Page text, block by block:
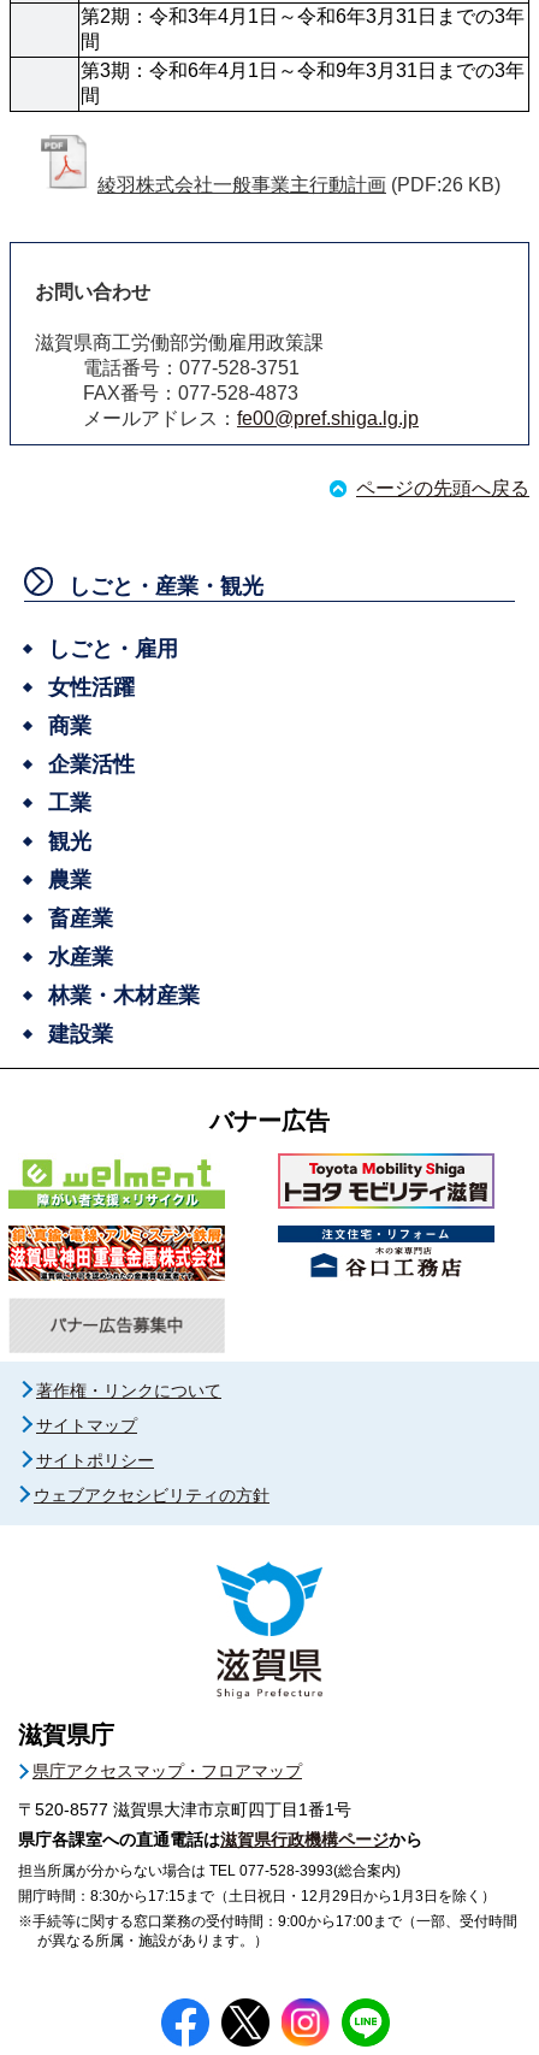
第2期：令和3年4月1日～令和6年3月31日までの3年
間
第3期：令和6年4月1日～令和9年3月31日までの3年
間
綾羽株式会社一般事業主行動計画 (PDF:26 KB)
お問い合わせ
滋賀県商工労働部労働雇用政策課
電話番号：077-528-3751
FAX番号：077-528-4873
メールアドレス： fe00@pref.shiga.lg.jp
ページの先頭へ戻る
しごと・産業・観光
しごと・雇用
女性活躍
商業
企業活性
工業
観光
農業
畜産業
水産業
林業・木材産業
建設業
バナー広告
著作権・リンクについて
サイトマップ
サイトポリシー
ウェブアクセシビリティの方針
滋賀県庁
県庁アクセスマップ・フロアマップ
〒520-8577 滋賀県大津市京町四丁目1番1号
県庁各課室への直通電話は滋賀県行政機構ページから
担当所属が分からない場合は TEL 077-528-3993(総合案内)
開庁時間：8:30から17:15まで（土日祝日・12月29日から1月3日を除く）
※手続等に関する窓口業務の受付時間：9:00から17:00まで（一部、受付時間
が異なる所属・施設があります。）